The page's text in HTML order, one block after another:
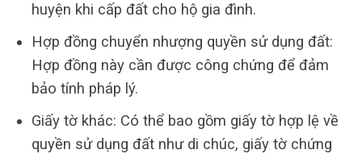
huyện khi cấp đất cho hộ gia đình.
Hợp đồng chuyển nhượng quyền sử dụng đất:
Hợp đồng này cần được công chứng để đảm
bảo tính pháp lý.
Giấy tờ khác: Có thể bao gồm giấy tờ hợp lệ về
quyền sử dụng đất như di chúc, giấy tờ chứng